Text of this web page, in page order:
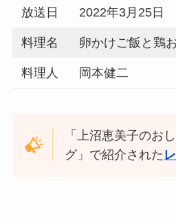
放送日 2022年3月25日
料理名 卵かけご飯と鶏
料理人 岡本健二
「上沼恵美子のお
グ」で紹介された